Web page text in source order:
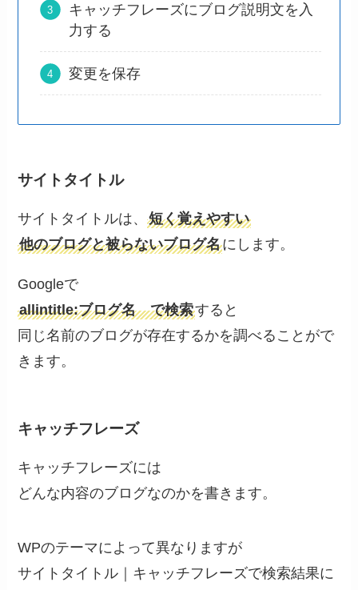
キャッチフレーズにブログ説明文を入
力する
変更を保存
サイトタイトル
サイトタイトルは、短く覚えやすい
他のブログと被らないブログ名にします。
Googleで
allintitle:ブログ名 で検索すると
同じ名前のブログが存在するかを調べることがで
きます。
キャッチフレーズ
キャッチフレーズには
どんな内容のブログなのかを書きます。
WPのテーマによって異なりますが
サイトタイトル｜キャッチフレーズで検索結果に